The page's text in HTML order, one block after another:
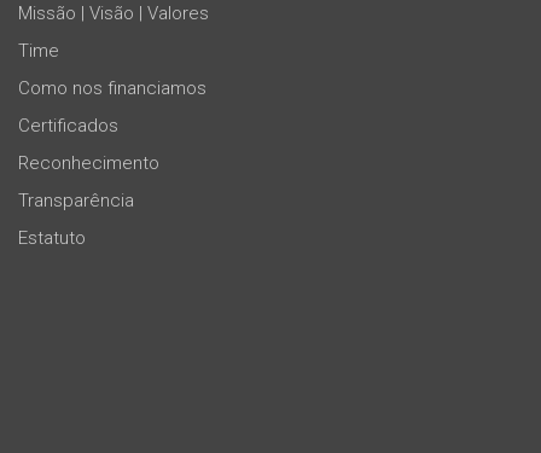
Missão | Visão | Valores
Time
Como nos financiamos
Certificados
Reconhecimento
Transparência
Estatuto